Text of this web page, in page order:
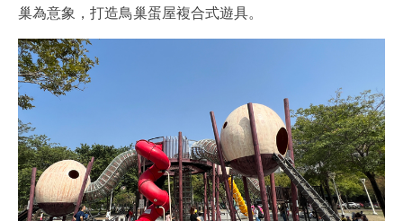
巢為意象，打造鳥巢蛋屋複合式遊具。